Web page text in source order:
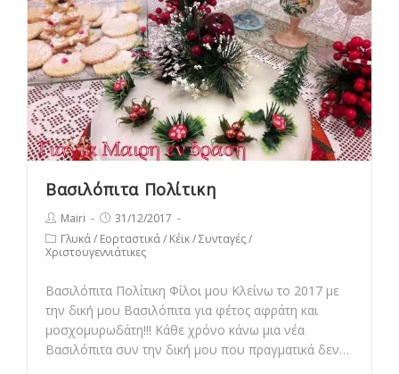
Βασιλόπιτα Πολίτικη
Post
author:
Mairi
Post
published:
31/12/2017
Post
category:
Γλυκά/ Εορταστικά/ Κέϊκ/Συνταγές/
Χριστουγεννιάτικες
Βασιλόπιτα Πολίτικη Φίλοι μου Κλείνω το 2017 με
την δική μου Βασιλόπιτα για φέτος αφράτη και
μοσχομυρωδάτη!!! Κάθε χρόνο κάνω μια νέα
Βασιλόπιτα συν την δική μου που πραγματικά δεν…